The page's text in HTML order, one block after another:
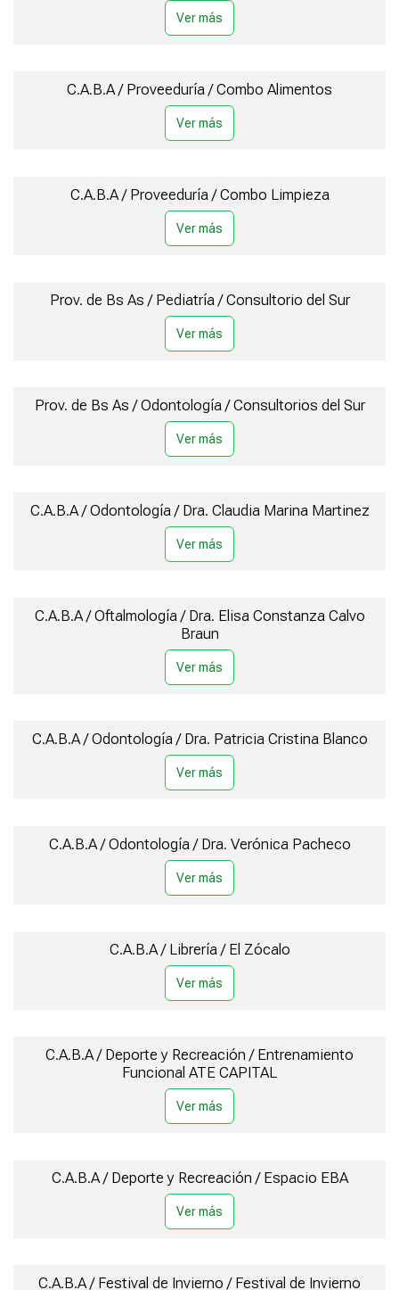
C.A.B.A / Proveeduría / Combo Alimentos
C.A.B.A / Proveeduría / Combo Limpieza
Prov. de Bs As / Pediatría / Consultorio del Sur
Prov. de Bs As / Odontología / Consultorios del Sur
C.A.B.A / Odontología / Dra. Claudia Marina Martinez
C.A.B.A / Oftalmología / Dra. Elisa Constanza Calvo
Braun
C.A.B.A / Odontología / Dra. Patricia Cristina Blanco
C.A.B.A / Odontología / Dra. Verónica Pacheco
C.A.B.A / Librería / El Zócalo
C.A.B.A / Deporte y Recreación / Entrenamiento
Funcional ATE CAPITAL
C.A.B.A / Deporte y Recreación / Espacio EBA
C.A.B.A / Festival de Invierno / Festival de Invierno